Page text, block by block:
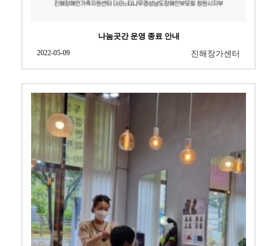
나눔곳간 운영 종료 안내
2022-05-09 진해장가센터